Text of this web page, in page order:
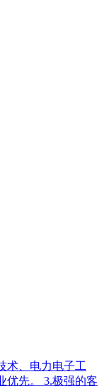
术、电力电子工
优先。 3.极强的客